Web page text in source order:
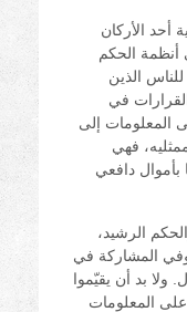
الأركان
أنظمة الحكم
للناس الذين
في
المعلومات إلى
فهي
بأموال دافعي
الرشيد،
المشاركة في
ولا بد أن يقيّموا
المعلومات